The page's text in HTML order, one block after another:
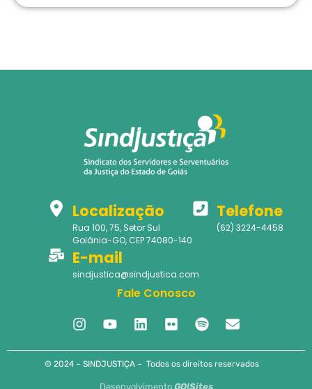
Localização
Rua 100, 75, Setor Sul
Goiânia-GO, CEP 74080-140
Telefone
(62) 3224-4458
E-mail
sindjustica@sindjustica.com
Fale Conosco
© 2024 – SINDJUSTIÇA – Todos os direitos reservados
Desenvolvimento GO!Sites